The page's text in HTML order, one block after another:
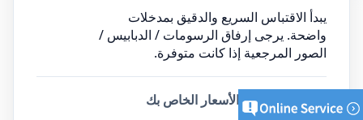
يبدأ الاقتباس السريع والدقيق بمدخلات
واضحة. يرجى إرفاق الرسومات / الدبابيس /
الصور المرجعية إذا كانت متوفرة.
أرسل طلب عرض الأسعار الخاص بك